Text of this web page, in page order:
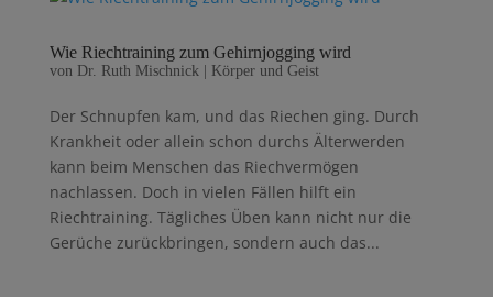
Wie Riechtraining zum Gehirnjogging wird
von Dr. Ruth Mischnick| Körper und Geist
Der Schnupfen kam, und das Riechen ging. Durch
Krankheit oder allein schon durchs Älterwerden
kann beim Menschen das Riechvermögen
nachlassen. Doch in vielen Fällen hilft ein
Riechtraining. Tägliches Üben kann nicht nur die
Gerüche zurückbringen, sondern auch das...